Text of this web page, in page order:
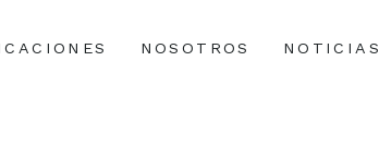
NOSOTROS NOTICIAS